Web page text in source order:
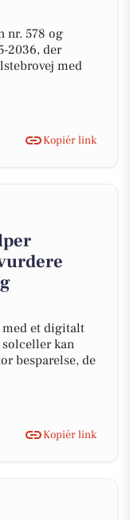
nr. 578 og
2036, der
med
Kopiér link
med et digitalt
kan
besparelse, de
Kopiér link